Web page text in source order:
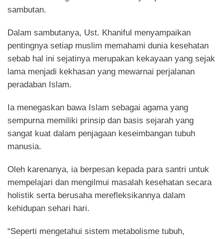
sambutan.
Dalam sambutanya, Ust. Khaniful menyampaikan
pentingnya setiap muslim memahami dunia kesehatan
sebab hal ini sejatinya merupakan kekayaan yang sejak
lama menjadi kekhasan yang mewarnai perjalanan
peradaban Islam.
Ia menegaskan bawa Islam sebagai agama yang
sempurna memiliki prinsip dan basis sejarah yang
sangat kuat dalam penjagaan keseimbangan tubuh
manusia.
Oleh karenanya, ia berpesan kepada para santri untuk
mempelajari dan mengilmui masalah kesehatan secara
holistik serta berusaha merefleksikannya dalam
kehidupan sehari hari.
“Seperti mengetahui sistem metabolisme tubuh,